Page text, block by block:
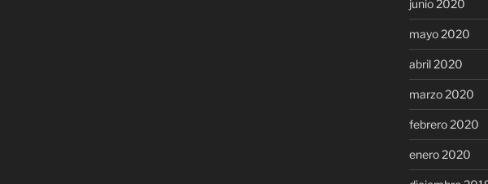
junio 2020
mayo 2020
abril 2020
marzo 2020
febrero 2020
enero 2020